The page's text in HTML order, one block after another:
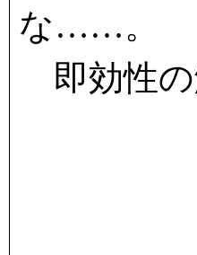
な……。
即効性の